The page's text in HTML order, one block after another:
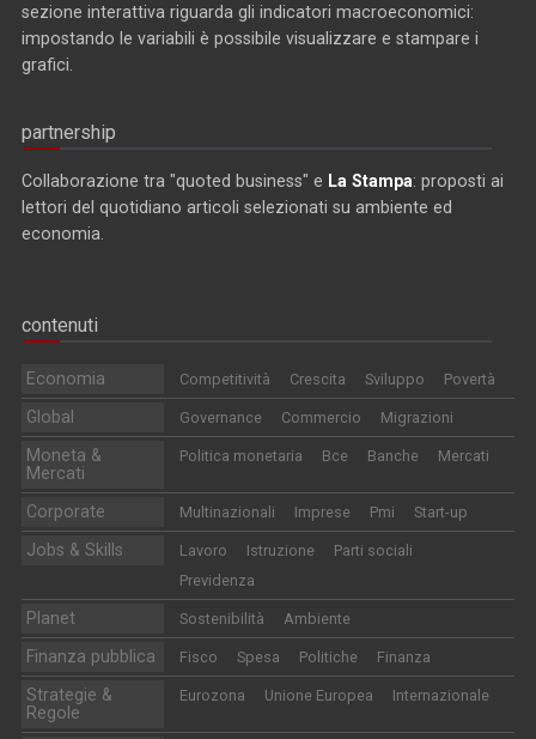
sezione interattiva riguarda gli indicatori macroeconomici:
impostando le variabili è possibile visualizzare e stampare i
grafici.
partnership
Collaborazione tra "quoted business" e La Stampa: proposti ai
lettori del quotidiano articoli selezionati su ambiente ed
economia.
contenuti
Economia Competitività Crescita Sviluppo Povertà
Global Governance Commercio Migrazioni
Moneta &
Mercati
Politica monetaria Bce Banche Mercati
Corporate Multinazionali Imprese Pmi Start-up
Jobs & Skills Lavoro Istruzione
Parti sociali
Previdenza
Planet Sostenibilità Ambiente
Finanza pubblica Fisco Spesa Politiche Finanza
Strategie &
Regole
Eurozona Unione Europea Internazionale